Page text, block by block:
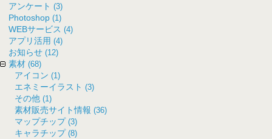
アンケート (3)
Photoshop (1)
WEBサービス (4)
アプリ活用 (4)
お知らせ (12)
素材 (68)
アイコン (1)
エネミーイラスト (3)
その他 (1)
素材販売サイト情報 (36)
マップチップ (3)
キャラチップ (8)